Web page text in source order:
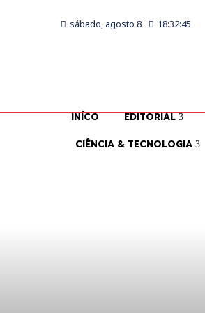
sábado, agosto 8 18:32:46
INÍCO EDITORIAL
CIÊNCIA & TECNOLOGIA